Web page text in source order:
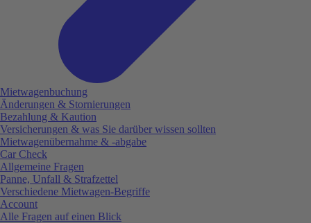
Mietwagenbuchung
Änderungen & Stornierungen
Bezahlung & Kaution
Versicherungen & was Sie darüber wissen sollten
Mietwagenübernahme & -abgabe
Car Check
Allgemeine Fragen
Panne, Unfall & Strafzettel
Verschiedene Mietwagen-Begriffe
Account
Alle Fragen auf einen Blick